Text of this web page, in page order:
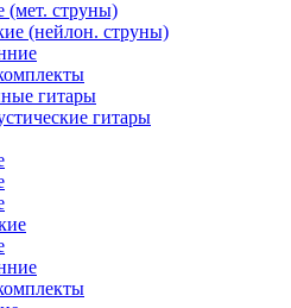
(мет. струны)
(нейлон. струны)
гитары
гитары